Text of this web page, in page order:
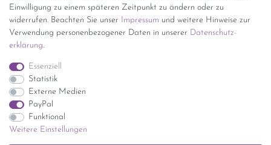
Einwilligung zu einem späteren Zeitpunkt zu ändern oder zu
widerrufen. Beachten Sie unser Impressum und weitere Hinweise zur
Verwendung personenbezogener Daten in unserer Daten­schutz­
erklärung.
Essenziell
Statistik
Externe Medien
PayPal
Funktional
Weitere Einstellungen
Wir kaufen an
Sie haben zuviel Porzellan im Schrank? Gerne kaufen wir dieses an.
Einfach unverbindliches Angebot anfordern.
*Endpreis inkl. MwSt. (Dieser Artikel unterliegt gem. § 25a
UStG der Differenzbesteuerung, ein Ausweis der
Mehrwertsteuer auf der Rechnung erfolgt nicht.)
Impressum Daten­schutz­erklärung